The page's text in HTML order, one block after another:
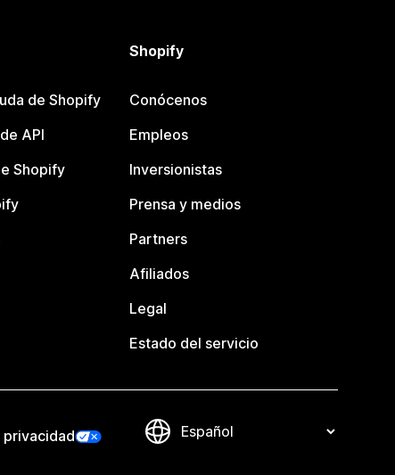
de Shopify
API
Shopify
Shopify
Conócenos
Empleos
Inversionistas
Prensa y medios
Partners
Afiliados
Legal
Estado del servicio
privacidad